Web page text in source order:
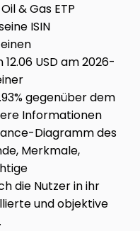
& Gas ETP
ISIN
USD am 2026-
gegenüber dem
Informationen
Diagramm des
Merkmale,
die Nutzer in ihr
und objektive